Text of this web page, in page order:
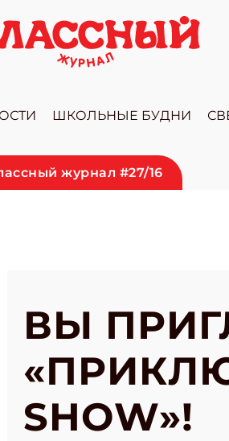
ШКОЛЬНЫЕ БУДНИ
журнал #27/16
ВЫ
SHOW»!